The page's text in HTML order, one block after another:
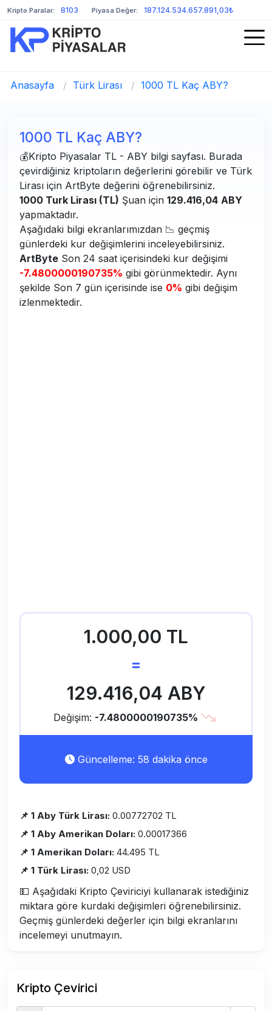
Kripto Paralar: 8103 Piyasa Değer: 187.124.534.657.891,03₺
Anasayfa / Türk Lirası / 1000 TL Kaç ABY?
1000 TL Kaç ABY?
💰Kripto Piyasalar TL - ABY bilgi sayfası. Burada
çevirdiğiniz kriptoların değerlerini görebilir ve Türk
Lirası için ArtByte değerini öğrenebilirsiniz.
1000 Turk Lirası (TL) Şuan için 129.416,04 ABY
yapmaktadır.
Aşağıdaki bilgi ekranlarımızdan 📉 geçmiş
günlerdeki kur değişimlerini inceleyebilirsiniz.
ArtByte Son 24 saat içerisindeki kur değişimi
-7.4800000190735% gibi görünmektedir. Aynı
şekilde Son 7 gün içerisinde ise 0% gibi değişim
izlenmektedir.
1.000,00 TL
=
129.416,04 ABY
Değişim: -7.4800000190735%
Güncelleme: 58 dakika önce
📌 1 Aby Türk Lirası: 0.00772702 TL
📌 1 Aby Amerikan Doları: 0.00017366
📌 1 Amerikan Doları: 44.495 TL
📌 1 Türk Lirası: 0,02 USD
💵 Aşağıdaki Kripto Çeviriciyi kullanarak istediğiniz
miktara göre kurdaki değişimleri öğrenebilirsiniz.
Geçmiş günlerdeki değerler için bilgi ekranlarını
incelemeyi unutmayın.
Kripto Çevirici